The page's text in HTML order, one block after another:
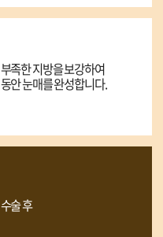
부족한 지방을 보강하여
동안 눈매를 완성합니다.
수술 후